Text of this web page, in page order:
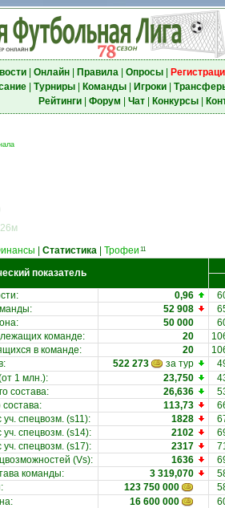
| Онлайн| Правила| Опросы|
| Турниры| Команды| Игроки|
Рейтинги| Форум Чат| Конкурсы|
Статистика Трофеи 11
показатель
: 0,96
52 908
: 50 000
команде: 20
в команде: 20
: 522 273 за тур
1 млн.): 23,750
состава: 26,636
: 113,73
спецвозм. (s11): 1828
спецвозм. (s14): 2102
спецвозм. (s17): 2317
(Vs): 1636
команды: 3 319,070
: 123 750 000
: 16 600 000